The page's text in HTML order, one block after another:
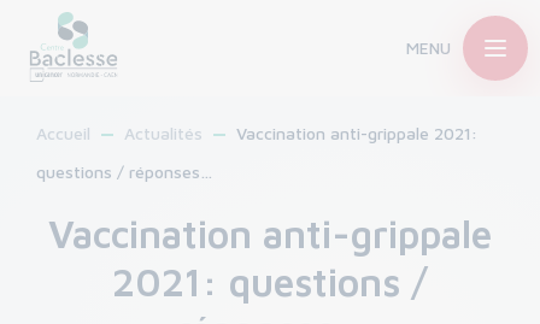
MENU
Accueil Actualités
Vaccination anti-grippale 2021:
questions / réponses…
Vaccination anti-grippale
2021: questions /